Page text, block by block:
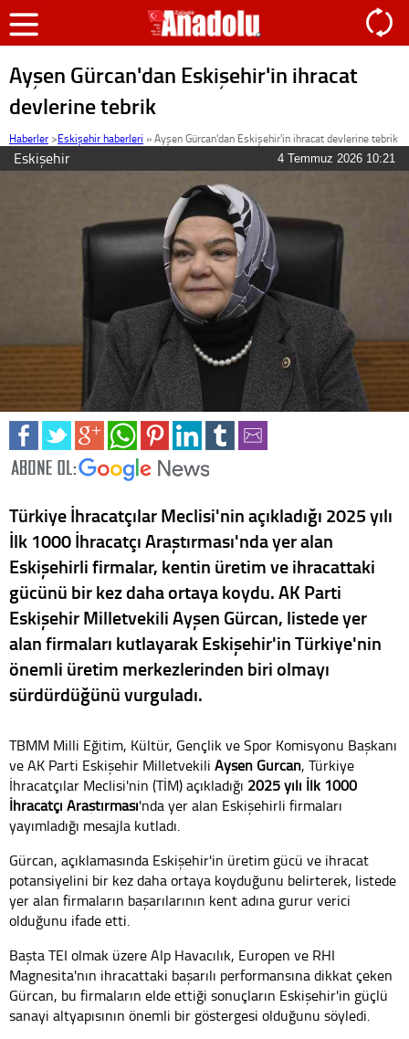
Ayşen Gürcan'dan Eskişehir'in ihracat
devlerine tebrik
Haberler >Eskişehir haberleri »Ayşen Gürcan'dan Eskişehir'in ihracat devlerine tebrik
Eskişehir 4 Temmuz 2026 10:21
Türkiye İhracatçılar Meclisi'nin açıkladığı 2025 yılı
İlk 1000 İhracatçı Araştırması'nda yer alan
Eskişehirli firmalar, kentin üretim ve ihracattaki
gücünü bir kez daha ortaya koydu. AK Parti
Eskişehir Milletvekili Ayşen Gürcan, listede yer
alan firmaları kutlayarak Eskişehir'in Türkiye'nin
önemli üretim merkezlerinden biri olmayı
sürdürdüğünü vurguladı.
TBMM Milli Eğitim, Kültür, Gençlik ve Spor Komisyonu Başkanı
ve AK Parti Eskişehir Milletvekili Ayşen Gürcan, Türkiye
İhracatçılar Meclisi'nin (TİM) açıkladığı 2025 yılı İlk 1000
İhracatçı Araştırması'nda yer alan Eskişehirli firmaları
yayımladığı mesajla kutladı.
Gürcan, açıklamasında Eskişehir'in üretim gücü ve ihracat
potansiyelini bir kez daha ortaya koyduğunu belirterek, listede
yer alan firmaların başarılarının kent adına gurur verici
olduğunu ifade etti.
Başta TEI olmak üzere Alp Havacılık, Europen ve RHI
Magnesita'nın ihracattaki başarılı performansına dikkat çeken
Gürcan, bu firmaların elde ettiği sonuçların Eskişehir'in güçlü
sanayi altyapısının önemli bir göstergesi olduğunu söyledi.